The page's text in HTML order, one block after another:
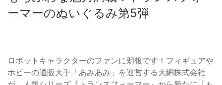
ーマーのぬいぐるみ第5弾
ロボットキャラクターのファンに朗報です！フィギュアや
ホビーの通販大手「あみあみ」を運営する大網株式会社